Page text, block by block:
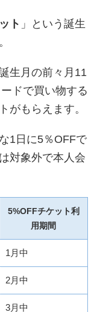
ト 」という誕生
生月の前々月11
ドで買い物する
がもらえます。
1日に5％OFFで
対象外で本人会
5%OFFチケット利
用期間
1月中
2月中
3月中